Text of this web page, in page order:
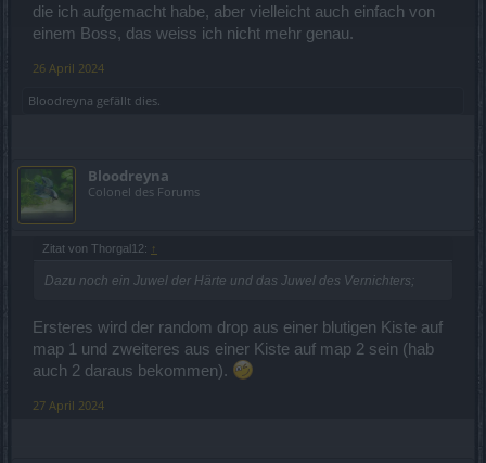
die ich aufgemacht habe, aber vielleicht auch einfach von
einem Boss, das weiss ich nicht mehr genau.
26 April 2024
Bloodreyna gefällt dies.
Bloodreyna
Colonel des Forums
Zitat von Thorgal12: ↑
Dazu noch ein Juwel der Härte und das Juwel des Vernichters;
Ersteres wird der random drop aus einer blutigen Kiste auf
map 1 und zweiteres aus einer Kiste auf map 2 sein (hab
auch 2 daraus bekommen).
27 April 2024